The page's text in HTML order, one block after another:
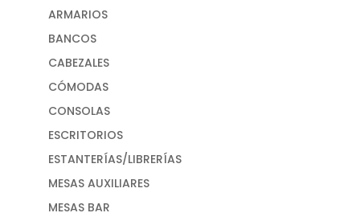
ARMARIOS
BANCOS
CABEZALES
CÓMODAS
CONSOLAS
ESCRITORIOS
ESTANTERÍAS/LIBRERÍAS
MESAS AUXILIARES
MESAS BAR